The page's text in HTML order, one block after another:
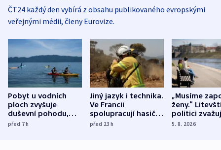
ČT24 každý den vybírá z obsahu publikovaného evropskými
veřejnými médii, členy Eurovize.
Pobyt u vodních
ploch zvyšuje
duševní pohodu,
ukázala
před 7h
Jiný jazyk i technika.
Ve Francii
spolupracují hasiči z
různých zemí
před 23h
„Musíme
ženy.“
politici
dohodu o
5. 8. 2026